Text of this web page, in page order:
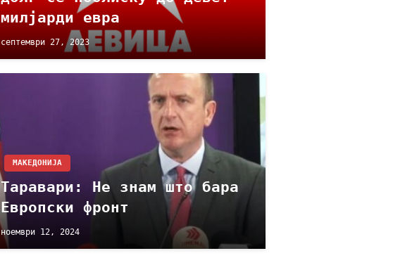
милјарди евра
септември 27, 2023
МАКЕДОНИЈА
Таравари: Не знам што бара
Европски фронт
ноември 12, 2024